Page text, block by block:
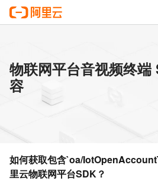
物联网平台音视频终端
容
如何获取包含`oa/
里云物联网平台SDK？